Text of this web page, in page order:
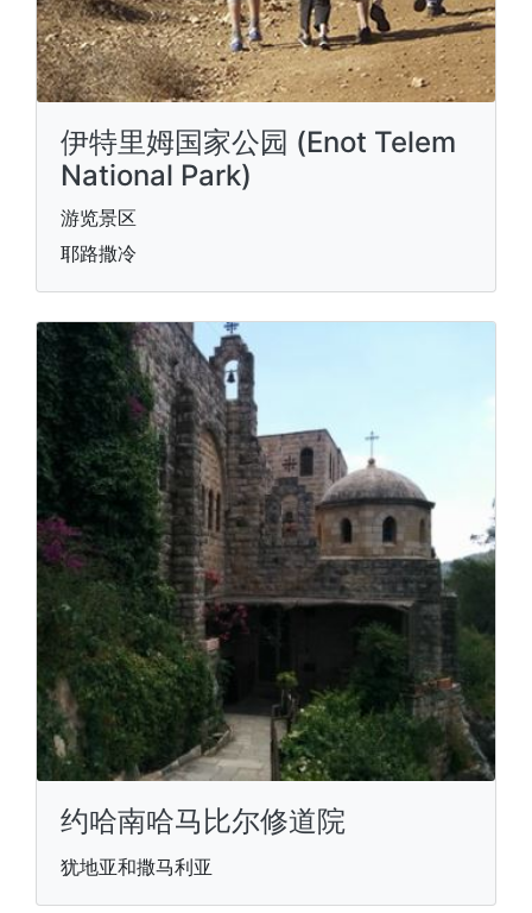
伊特里姆国家公园 (Enot Telem
National Park)
游览景区
耶路撒冷
约哈南哈马比尔修道院
犹地亚和撒马利亚